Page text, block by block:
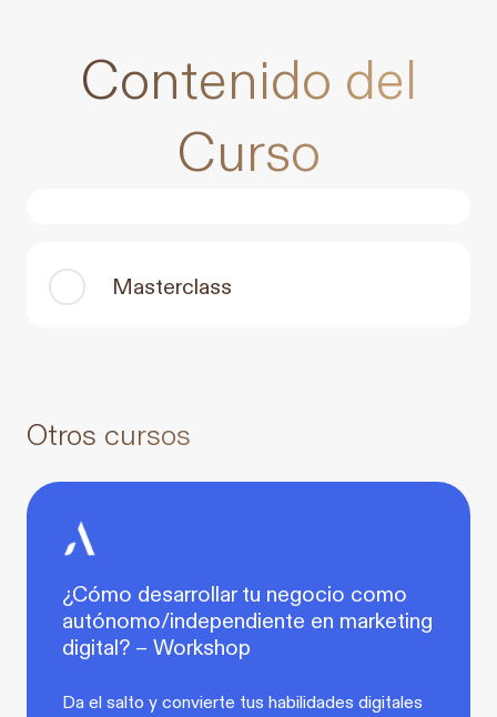
Contenido del
Curso
Masterclass
Otros cursos
¿Cómo desarrollar tu negocio como
autónomo/independiente en marketing
digital? – Workshop
Da el salto y convierte tus habilidades digitales